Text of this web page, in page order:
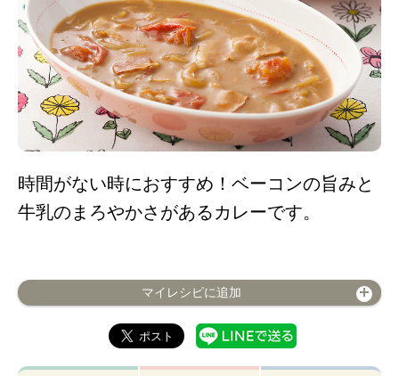
時間がない時におすすめ！ベーコンの旨みと
牛乳のまろやかさがあるカレーです。
マイレシピに追加